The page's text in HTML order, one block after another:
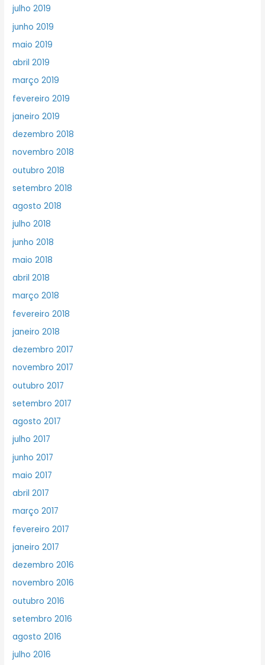
julho 2019
junho 2019
maio 2019
abril 2019
março 2019
fevereiro 2019
janeiro 2019
dezembro 2018
novembro 2018
outubro 2018
setembro 2018
agosto 2018
julho 2018
junho 2018
maio 2018
abril 2018
março 2018
fevereiro 2018
janeiro 2018
dezembro 2017
novembro 2017
outubro 2017
setembro 2017
agosto 2017
julho 2017
junho 2017
maio 2017
abril 2017
março 2017
fevereiro 2017
janeiro 2017
dezembro 2016
novembro 2016
outubro 2016
setembro 2016
agosto 2016
julho 2016